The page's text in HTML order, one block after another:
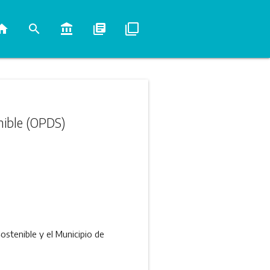
search account_balance library_books filter_none
(OPDS)
y el Municipio de